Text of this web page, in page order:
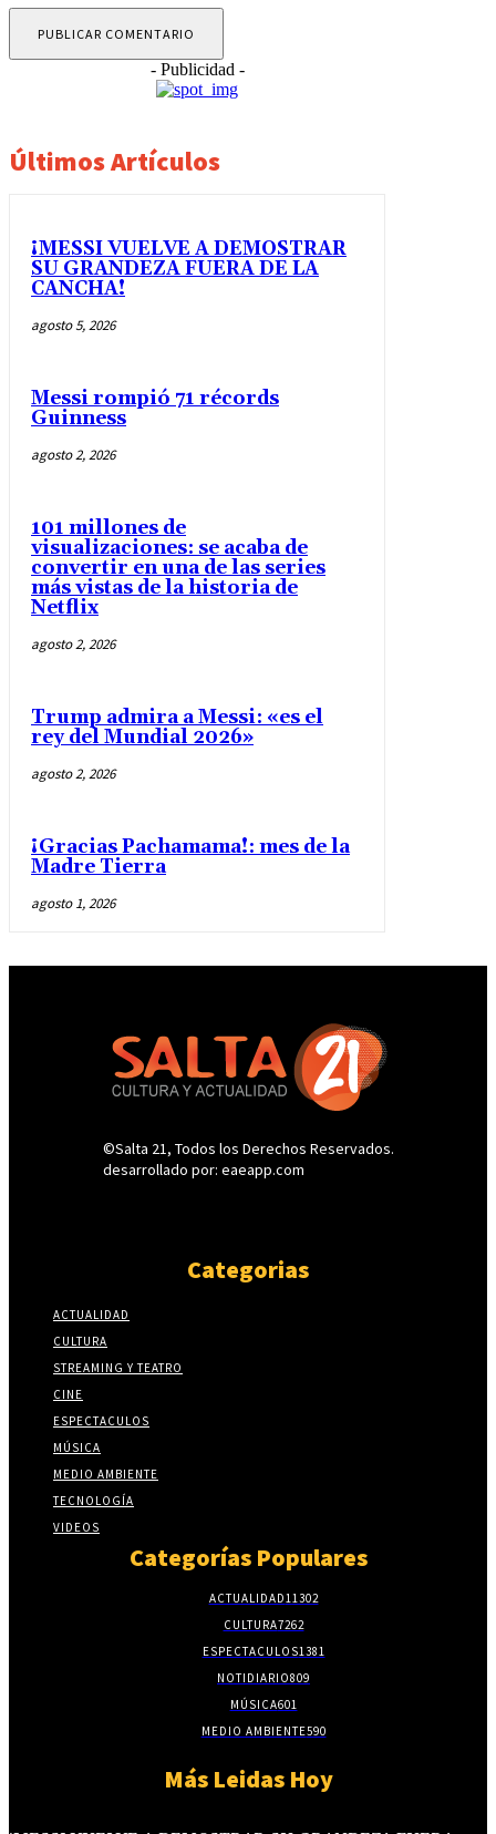
- Publicidad -
Últimos Artículos
¡MESSI VUELVE A DEMOSTRAR
SU GRANDEZA FUERA DE LA
CANCHA!
agosto 5, 2026
Messi rompió 71 récords
Guinness
agosto 2, 2026
101 millones de
visualizaciones: se acaba de
convertir en una de las series
más vistas de la historia de
Netflix
agosto 2, 2026
Trump admira a Messi: «es el
rey del Mundial 2026»
agosto 2, 2026
¡Gracias Pachamama!: mes de la
Madre Tierra
agosto 1, 2026
©Salta 21, Todos los Derechos Reservados.
desarrollado por: eaeapp.com
Categorias
ACTUALIDAD
CULTURA
STREAMING Y TEATRO
CINE
ESPECTACULOS
MÚSICA
MEDIO AMBIENTE
TECNOLOGÍA
VIDEOS
Categorías Populares
ACTUALIDAD11302
CULTURA7262
ESPECTACULOS1381
NOTIDIARIO809
MÚSICA601
MEDIO AMBIENTE590
Más Leidas Hoy